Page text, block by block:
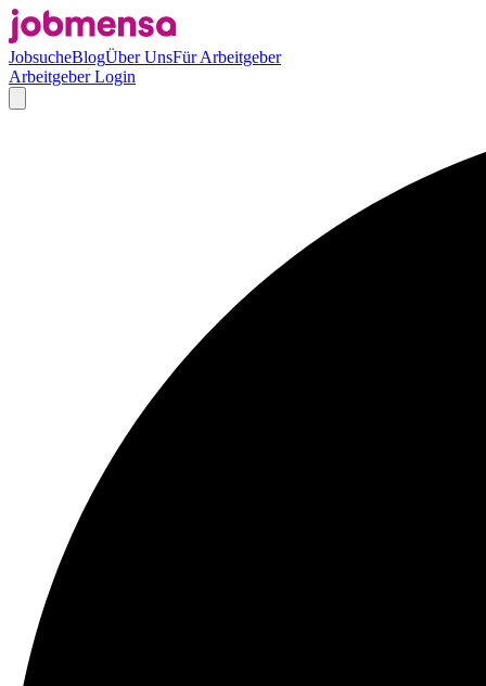
JobsucheBlogÜber UnsFür Arbeitgeber
Arbeitgeber Login